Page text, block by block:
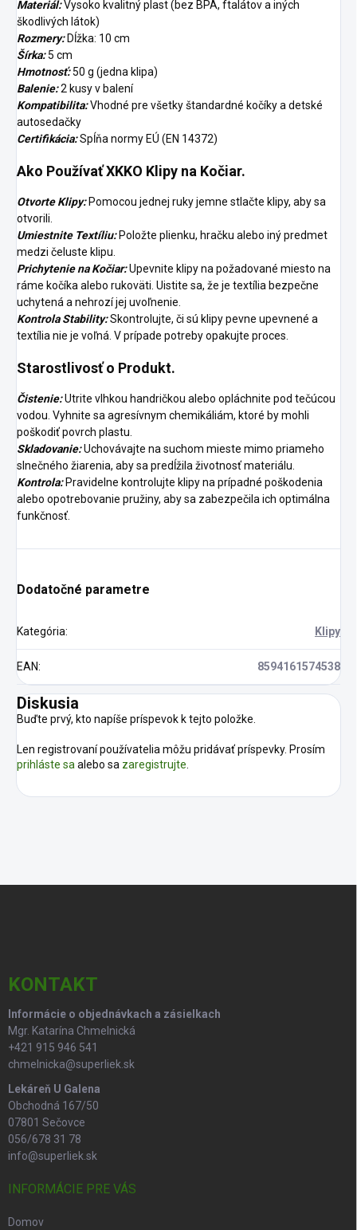
Materiál:Vysoko kvalitný plast (bez BPA, ftalátov a iných
škodlivých látok)
Rozmery: Dĺžka: 10 cm
Šírka:5 cm
Hmotnosť:50 g (jedna klipa)
Balenie:2 kusy v balení
Kompatibilita:Vhodné pre všetky štandardné kočíky a detské
autosedačky
Certifikácia:Spĺňa normy EÚ (EN 14372)
Ako Používať XKKO Klipy na Kočiar.
Otvorte Klipy:Pomocou jednej ruky jemne stlačte klipy, aby sa
otvorili.
Umiestnite Textíliu: Položte plienku, hračku alebo iný predmet
medzi čeluste klipu.
Prichytenie na Kočiar:Upevnite klipy na požadované miesto na
ráme kočíka alebo rukoväti. Uistite sa, že je textília bezpečne
uchytená a nehrozí jej uvoľnenie.
Kontrola Stability:Skontrolujte, či sú klipy pevne upevnené a
textília nie je voľná. V prípade potreby opakujte proces.
Starostlivosť o Produkt.
Čistenie:Utrite vlhkou handričkou alebo opláchnite pod tečúcou
vodou. Vyhnite sa agresívnym chemikáliám, ktoré by mohli
poškodiť povrch plastu.
Skladovanie:Uchovávajte na suchom mieste mimo priameho
slnečného žiarenia, aby sa predĺžila životnosť materiálu.
Kontrola:Pravidelne kontrolujte klipy na prípadné poškodenia
alebo opotrebovanie pružiny, aby sa zabezpečila ich optimálna
funkčnosť.
Dodatočné parametre
Kategória: Klipy
EAN: 8594161574538
Diskusia
Buďte prvý, kto napíše príspevok k tejto položke.
Len registrovaní používatelia môžu pridávať príspevky. Prosím
prihláste saalebo sa zaregistrujte.
KONTAKT
Informácie o objednávkach a zásielkach
Mgr. Katarína Chmelnická
+421 915 946 541
chmelnicka@superliek.sk
Lekáreň U Galena
Obchodná 167/50
07801 Sečovce
056/678 31 78
info@superliek.sk
INFORMÁCIE PRE VÁS
Domov